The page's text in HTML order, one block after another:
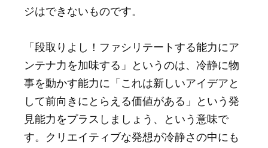
ジはできないものです。
「段取りよし！ファシリテートする能力にア
ンテナ力を加味する」というのは、冷静に物
事を動かす能力に「これは新しいアイデアと
して前向きにとらえる価値がある」という発
見能力をプラスしましょう、という意味で
す。クリエイティブな発想が冷静さの中にも